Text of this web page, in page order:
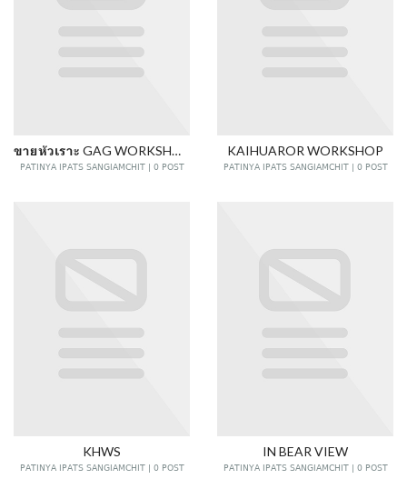
ขายหัวเราะ GAG WORKSHOP
PATINYA IPATS SANGIAMCHIT | 0 POST
KAIHUAROR WORKSHOP
PATINYA IPATS SANGIAMCHIT | 0 POST
KHWS
PATINYA IPATS SANGIAMCHIT | 0 POST
IN BEAR VIEW
PATINYA IPATS SANGIAMCHIT | 0 POST